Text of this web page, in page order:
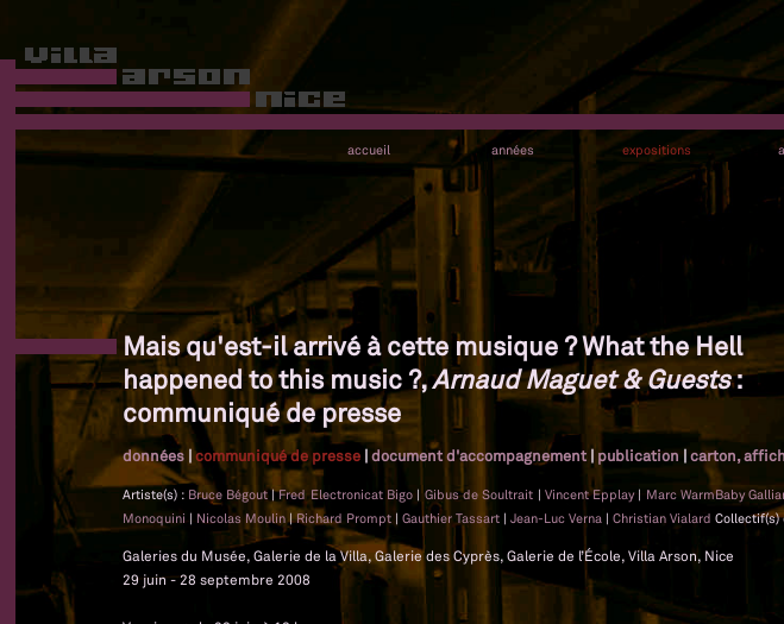
accueil années expositions
Mais qu'est-il arrivé à cette musique ? What the Hell
happened to this music ?,Arnaud Maguet & Guests:
communiqué de presse
données |communiqué de presse |document d'accompagnement | publication |carton,
Artiste(s) : Bruce Bégout|Fred Electronicat Bigo | Gibus de Soultrait | Vincent Epplay | Marc WarmBaby
Monoquini | Nicolas Moulin |Richard Prompt | Gauthier Tassart | Jean-Luc Verna | Christian Vialard
Galeries du Musée, Galerie de la Villa, Galerie des Cyprès, Galerie de l’École, Villa Arson, Nice
29 juin - 28 septembre 2008